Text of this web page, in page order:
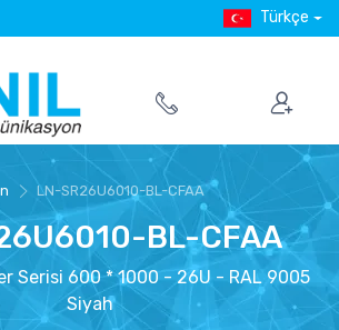
Türkçe
LN-SR26U6010-BL-CFAA
BL-CFAA
Serisi 600 * 1000 - 26U - RAL 9005
Siyah